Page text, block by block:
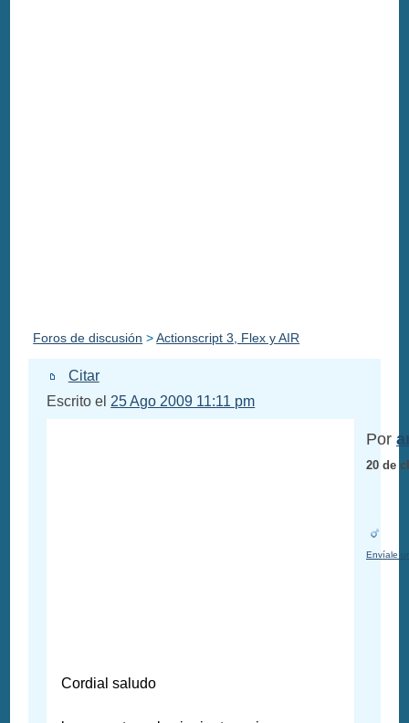
Foros de discusión >Actionscript 3, Flex y AIR
Citar
Escrito el 25 Ago 2009 11:11 pm
Cordial saludo
Por
20 de
Envíale